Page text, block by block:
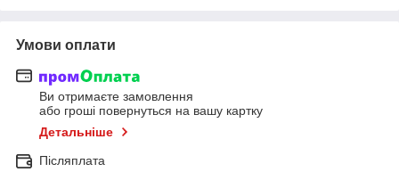
Умови оплати
Ви отримаєте замовлення
або гроші повернуться на вашу картку
Детальніше
Післяплата